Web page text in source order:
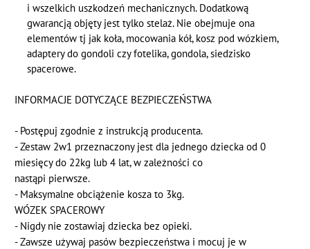
i wszelkich uszkodzeń mechanicznych. Dodatkową
gwarancją objęty jest tylko stelaż. Nie obejmuje ona
elementów tj jak koła, mocowania kół, kosz pod wózkiem,
adaptery do gondoli czy fotelika, gondola, siedzisko
spacerowe.
INFORMACJE DOTYCZĄCE BEZPIECZEŃSTWA
- Postępuj zgodnie z instrukcją producenta.
- Zestaw 2w1 przeznaczony jest dla jednego dziecka od 0
miesięcy do 22kg lub 4 lat, w zależności co
nastąpi pierwsze.
- Maksymalne obciążenie kosza to 3kg.
WÓZEK SPACEROWY
- Nigdy nie zostawiaj dziecka bez opieki.
- Zawsze używaj pasów bezpieczeństwa i mocuj je w